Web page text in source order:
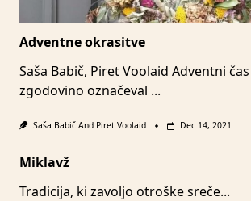
Adventne okrasitve
Saša Babič, Piret Voolaid Adventni
zgodovino označeval ...
Saša BabičAnd Piret Voolaid Dec 14, 2021
Miklavž
Tradicija, ki zavoljo otroške sreče...